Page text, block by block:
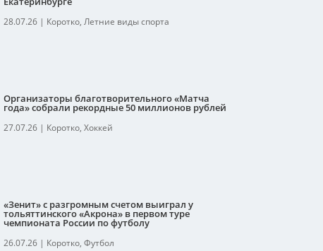
28.07.26| Коротко, Летние виды спорта
Организаторы благотворительного «Матча
года» собрали рекордные 50 миллионов рублей
27.07.26| Коротко, Хоккей
«Зенит» с разгромным счетом выиграл у
тольяттинского «Акрона» в первом туре
чемпионата России по футболу
26.07.26| Коротко, Футбол